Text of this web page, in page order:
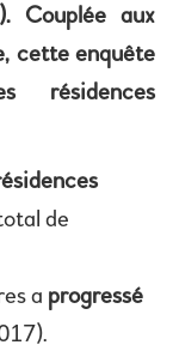
Couplée aux
cette enquête
résidences
de
a progressé